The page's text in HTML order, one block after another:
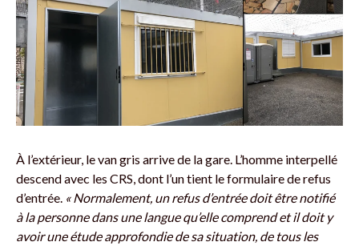
À l’extérieur, le van gris arrive de la gare. L’homme interpellé
descend avec les CRS, dont l’un tient le formulaire de refus
d’entrée. « Normalement, un refus d’entrée doit être notifié
à la personne dans une langue qu’elle comprend et il doit y
avoir une étude approfondie de sa situation, de tous les